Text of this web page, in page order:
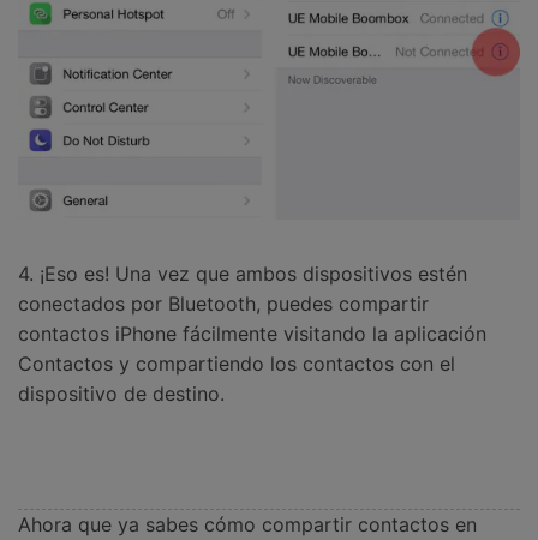
4. ¡Eso es! Una vez que ambos dispositivos estén
conectados por Bluetooth, puedes compartir
contactos iPhone fácilmente visitando la aplicación
Contactos y compartiendo los contactos con el
dispositivo de destino.
Ahora que ya sabes cómo compartir contactos en